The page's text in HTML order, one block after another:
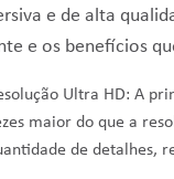
e de alta
e os benefícios
Ultra HD: A
maior do que a
de detalhes,